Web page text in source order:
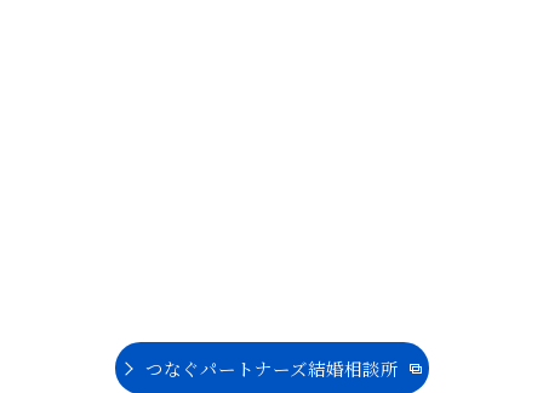
つなぐパートナーズ結婚相談所